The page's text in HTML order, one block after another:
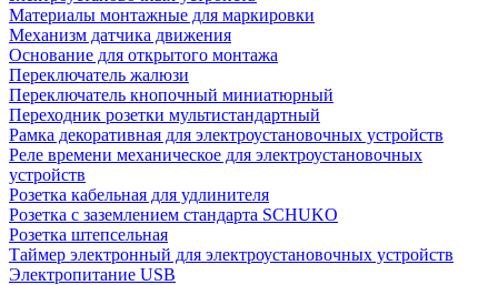
Материалы монтажные для маркировки
Механизм датчика движения
Основание для открытого монтажа
Переключатель жалюзи
Переключатель кнопочный миниатюрный
Переходник розетки мультистандартный
Рамка декоративная для электроустановочных устройств
Реле времени механическое для электроустановочных
устройств
Розетка кабельная для удлинителя
Розетка с заземлением стандарта SCHUKO
Розетка штепсельная
Таймер электронный для электроустановочных устройств
Электропитание USB